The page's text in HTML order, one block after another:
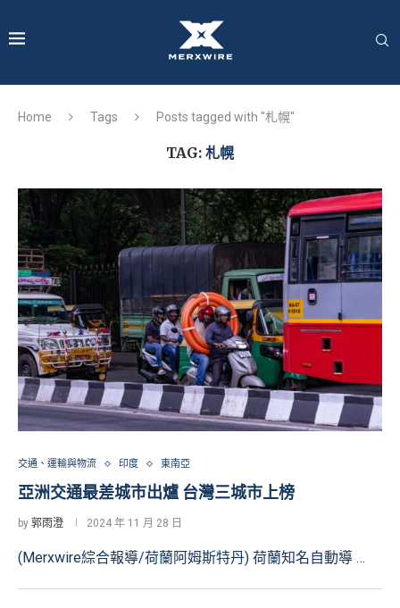
Home Tags Posts tagged with "札幌"
TAG: 札幌
交通、運輸與物流 印度 東南亞
亞洲交通最差城市出爐 台灣三城市上榜
by 郭雨澄 2024 年 11 月 28 日
(Merxwire綜合報導/荷蘭阿姆斯特丹) 荷蘭知名自動導 …